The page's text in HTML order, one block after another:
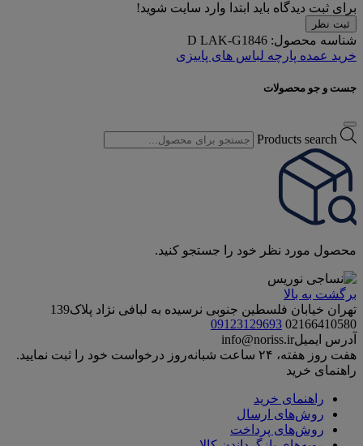
برای ثبت دیدگاه باید ابتدا وارد سایت شوید!
ثبت نظر
شناسه محصول: D LAK-G1846
خرید عمده پارچه لباس های پاییزی
جست و جو محصولات
Products search
محصول مورد نظر خود را جستجو کنید.
برگشت به بالا
تهران خیابان فلسطین جنوبی نرسیده به لبافی نژاد پلاک139
02166410580
09123129693
آدرس ایمیلinfo@noriss.ir
هفت روز هفته، ۲۴ ساعت شبانه‌روز درخواست خود را ثبت نمایید.
راهنمای خرید
راهنمای خرید
روش‌های ارسال
روش‌های پرداخت